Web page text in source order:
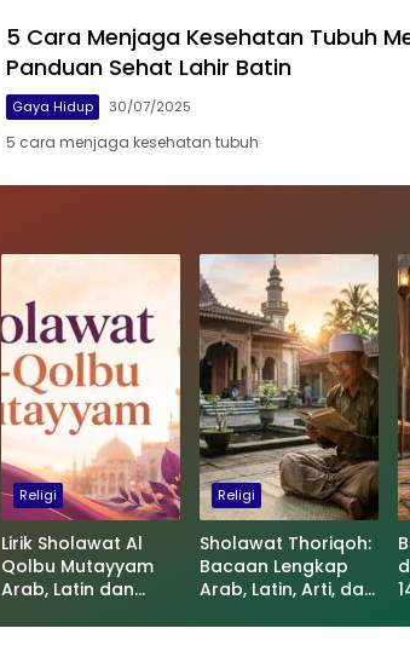
5 Cara Menjaga Kesehatan Tubuh
Panduan Sehat Lahir Batin
Gaya Hidup 30/07/2025
5 cara menjaga kesehatan tubuh
Religi
Lirik Sholawat Al
Qolbu Mutayyam
Arab, Latin dan
Religi
Sholawat Thoriqoh:
Bacaan Lengkap
Arab, Latin, Arti, dan